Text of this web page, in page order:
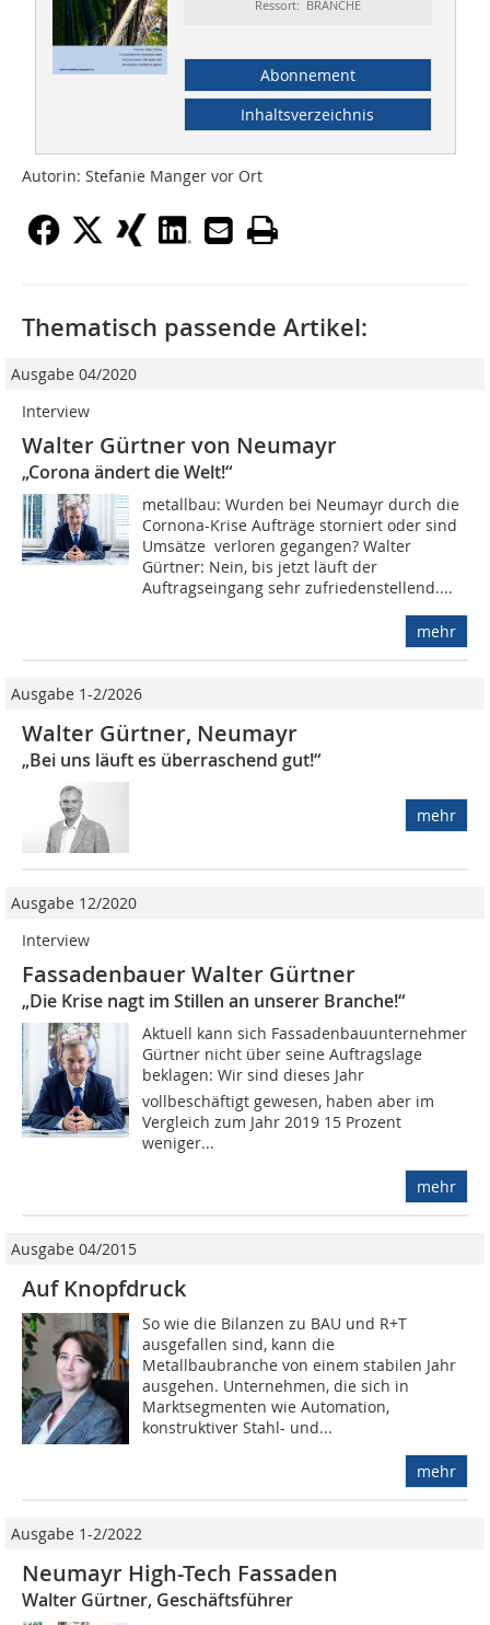
Ressort: BRANCHE
Abonnement
Inhaltsverzeichnis
Autorin: Stefanie Manger vor Ort
Thematisch passende Artikel:
Ausgabe 04/2020
Interview
Walter Gürtner von Neumayr
„Corona ändert die Welt!“
metallbau: Wurden bei Neumayr durch die
Cornona-Krise Aufträge storniert oder sind
Umsätze verloren gegangen? Walter
Gürtner: Nein, bis jetzt läuft der
Auftragseingang sehr zufriedenstellend....
mehr
Ausgabe 1-2/2026
Walter Gürtner, Neumayr
„Bei uns läuft es überraschend gut!“
mehr
Ausgabe 12/2020
Interview
Fassadenbauer Walter Gürtner
„Die Krise nagt im Stillen an unserer Branche!“
Aktuell kann sich Fassadenbauunternehmer
Gürtner nicht über seine Auftragslage
beklagen: Wir sind dieses Jahr
vollbeschäftigt gewesen, haben aber im
Vergleich zum Jahr 2019 15 Prozent
weniger...
mehr
Ausgabe 04/2015
Auf Knopfdruck
So wie die Bilanzen zu BAU und R+T
ausgefallen sind, kann die
Metallbaubranche von einem stabilen Jahr
ausgehen. Unternehmen, die sich in
Marktsegmenten wie Automation,
konstruktiver Stahl- und...
mehr
Ausgabe 1-2/2022
Neumayr High-Tech Fassaden
Walter Gürtner, Geschäftsführer